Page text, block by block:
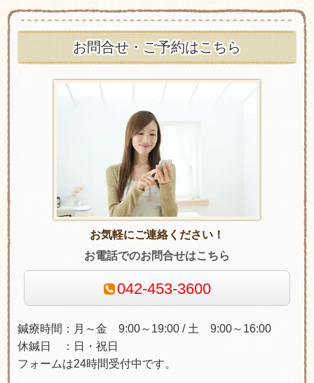
お問合せ・ご予約はこちら
お気軽にご連絡ください！
お電話でのお問合せはこちら
042-453-3600
鍼療時間：月～金 9:00～19:00 / 土 9:00～16:00
休鍼日 ：日・祝日
フォームは24時間受付中です。